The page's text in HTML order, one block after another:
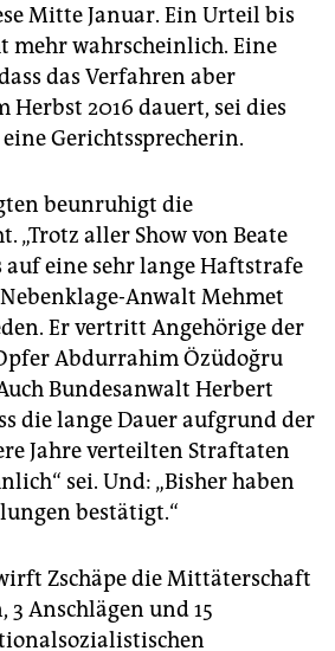
Mitte Januar. Ein Urteil bis
mehr wahrscheinlich. Eine
das Verfahren aber
Herbst 2016 dauert, sei dies
Gerichtssprecherin.
beunruhigt die
„Trotz aller Show von Beate
auf eine sehr lange Haftstrafe
Anwalt Mehmet
Er vertritt Angehörige der
Abdurrahim Özüdoğru
Bundesanwalt Herbert
die lange Dauer aufgrund der
Jahre verteilten Straftaten
sei. Und: „Bisher haben
bestätigt.“
Zschäpe die Mittäterschaft
3 Anschlägen und 15